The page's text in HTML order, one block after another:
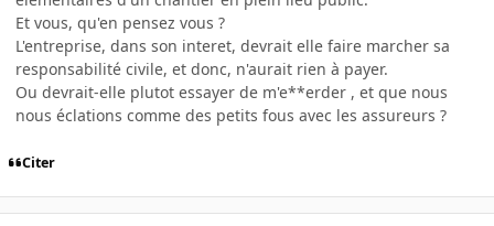
Et vous, qu'en pensez vous ?
L'entreprise, dans son interet, devrait elle faire marcher sa
responsabilité civile, et donc, n'aurait rien à payer.
Ou devrait-elle plutot essayer de m'e**erder , et que nous
nous éclations comme des petits fous avec les assureurs ?
Citer